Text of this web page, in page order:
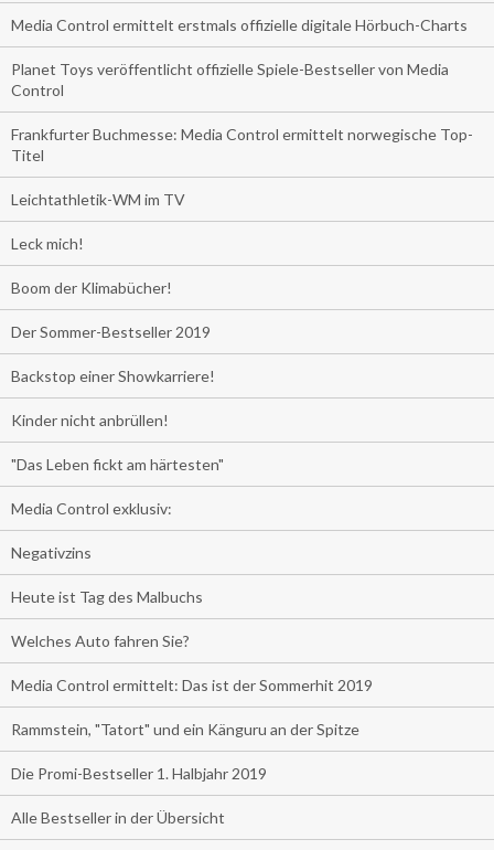
Media Control ermittelt erstmals offizielle digitale Hörbuch-Charts
Planet Toys veröffentlicht offizielle Spiele-Bestseller von Media
Control
Frankfurter Buchmesse: Media Control ermittelt norwegische Top-
Titel
Leichtathletik-WM im TV
Leck mich!
Boom der Klimabücher!
Der Sommer-Bestseller 2019
Backstop einer Showkarriere!
Kinder nicht anbrüllen!
"Das Leben fickt am härtesten"
Media Control exklusiv:
Negativzins
Heute ist Tag des Malbuchs
Welches Auto fahren Sie?
Media Control ermittelt: Das ist der Sommerhit 2019
Rammstein, "Tatort" und ein Känguru an der Spitze
Die Promi-Bestseller 1. Halbjahr 2019
Alle Bestseller in der Übersicht